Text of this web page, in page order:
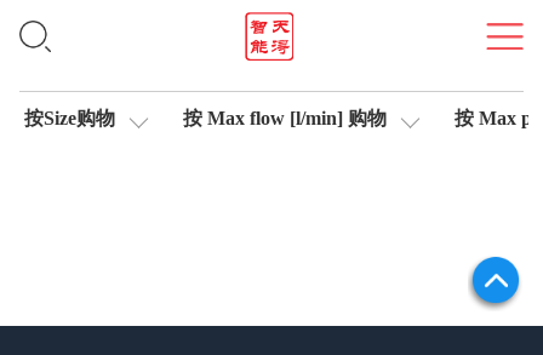
信号测试仪
按Size购物 按 Max flow [l/min] 购物 按 Max